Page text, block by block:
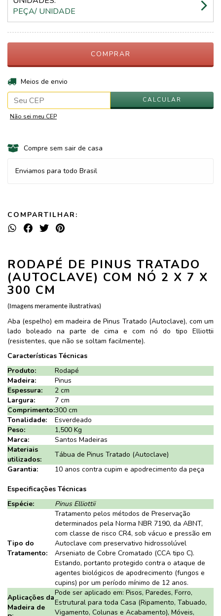
PEÇA/ UNIDADE
Entregas para o CEP:
Meios de envio
CALCULAR
Não sei meu CEP
Compre sem sair de casa
Enviamos para todo Brasil
COMPARTILHAR:
RODAPÉ DE PINUS TRATADO
(AUTOCLAVE) COM NÓ 2 X 7 X
300 CM
(Imagens meramente ilustrativas)
Aba (espelho) em madeira de Pinus Tratado (Autoclave), com um
lado boleado na parte de cima e com nó do tipo Elliottii
(resistentes, que não se soltam facilmente).
Características Técnicas
Produto:
Rodapé
Madeira:
Pinus
Espessura:
2 cm
Largura:
7 cm
Comprimento:300 cm
Tonalidade:
Esverdeado
Peso:
1,500 Kg
Marca:
Santos Madeiras
Materiais
utilizados:
Tábua de Pinus Tratado (Autoclave)
Garantia:
10 anos contra cupim e apodrecimento da peça
Especificações Técnicas
Espécie:
Pinus Elliottii
Tipo do
Tratamento:
Tratamento pelos métodos de Preservação
determinados pela Norma NBR 7190, da ABNT,
com classe de risco CR4, sob vácuo e pressão em
Autoclave com preservativo hidrossolúvel
Arseniato de Cobre Cromatado (CCA tipo C).
Estando, portanto protegido contra o ataque de
agentes biológicos de apodrecimento (fungos e
cupins) por um período mínimo de 12 anos.
Aplicações da
Madeira de
Pode ser aplicado em: Pisos, Paredes, Forro,
Estrutural para toda Casa (Ripamento, Tabuado,
Vigamento, Colunas e Acabamento), Móveis,